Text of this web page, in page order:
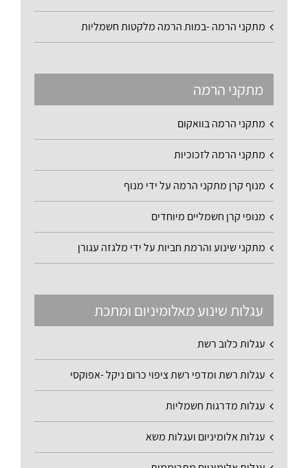
מתקני הרמה -במות הרמה מלקטות חשמליות
מתקני הרמה
מתקני הרמה בוואקום
מתקני הרמה לזכוכיות
מנוף קרן מתקני הרמה על ידי מנוף
מנופי קרן חשמליים מיוחדים
מתקני שינוע והרמת חביות על ידי מלגזה עגורן
עגלות שינוע מאלומיניום ומתכת
עגלות כלוב רשת
עגלות רשת ומדפי רשת ציפוי כרום ניקל -אפוקסי
עגלות מדרגות חשמליות
עגלות אלומיניום ועגלות משא